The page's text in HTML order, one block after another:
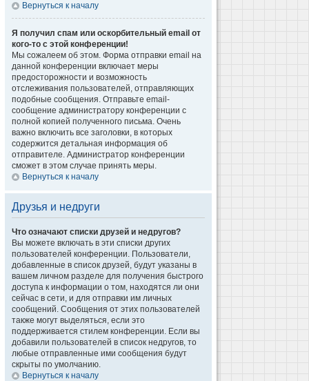
Вернуться к началу
Я получил спам или оскорбительный email от
кого-то с этой конференции!
Мы сожалеем об этом. Форма отправки email на
данной конференции включает меры
предосторожности и возможность
отслеживания пользователей, отправляющих
подобные сообщения. Отправьте email-
сообщение администратору конференции с
полной копией полученного письма. Очень
важно включить все заголовки, в которых
содержится детальная информация об
отправителе. Администратор конференции
сможет в этом случае принять меры.
Вернуться к началу
Друзья и недруги
Что означают списки друзей и недругов?
Вы можете включать в эти списки других
пользователей конференции. Пользователи,
добавленные в список друзей, будут указаны в
вашем личном разделе для получения быстрого
доступа к информации о том, находятся ли они
сейчас в сети, и для отправки им личных
сообщений. Сообщения от этих пользователей
также могут выделяться, если это
поддерживается стилем конференции. Если вы
добавили пользователей в список недругов, то
любые отправленные ими сообщения будут
скрыты по умолчанию.
Вернуться к началу